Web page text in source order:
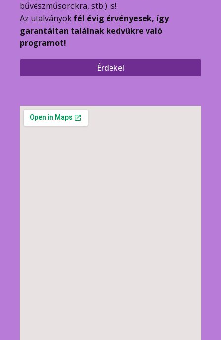
bűvészműsorokra, stb.) is!
Az utalványok fél évig érvényesek, így
garantáltan találnak kedvükre való
programot!
Érdekel